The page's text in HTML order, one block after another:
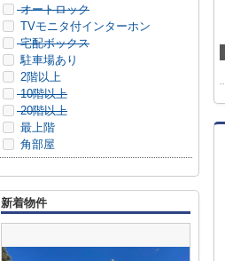
オートロック
TVモニタ付インターホン
宅配ボックス
駐車場あり
2階以上
10階以上
20階以上
最上階
角部屋
新着物件